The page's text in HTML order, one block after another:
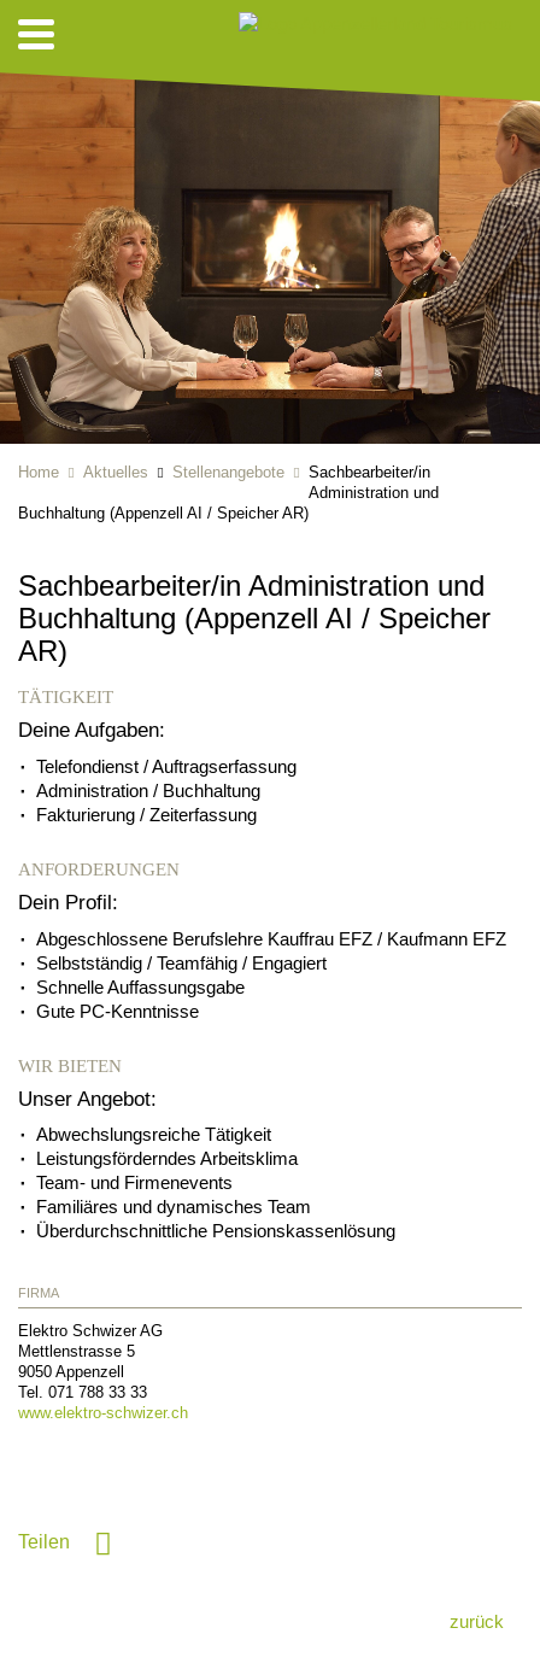
Home Aktuelles Stellenangebote
Sachbearbeiter/in
Administration und
Buchhaltung (Appenzell AI / Speicher AR)
Sachbearbeiter/in Administration und
Buchhaltung (Appenzell AI / Speicher
AR)
TÄTIGKEIT
Deine Aufgaben:
Telefondienst / Auftragserfassung
Administration / Buchhaltung
Fakturierung / Zeiterfassung
ANFORDERUNGEN
Dein Profil:
Abgeschlossene Berufslehre Kauffrau EFZ / Kaufmann EFZ
Selbstständig / Teamfähig / Engagiert
Schnelle Auffassungsgabe
Gute PC-Kenntnisse
WIR BIETEN
Unser Angebot:
Abwechslungsreiche Tätigkeit
Leistungsförderndes Arbeitsklima
Team- und Firmenevents
Familiäres und dynamisches Team
Überdurchschnittliche Pensionskassenlösung
FIRMA
Elektro Schwizer AG
Mettlenstrasse 5
9050 Appenzell
Tel. 071 788 33 33
www.elektro-schwizer.ch
Teilen
zurück